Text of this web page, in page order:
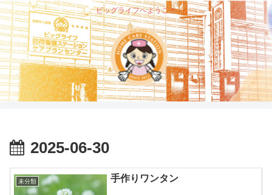
ビッグライフへようこそ
2025-06-30
未分類 手作りワンタン